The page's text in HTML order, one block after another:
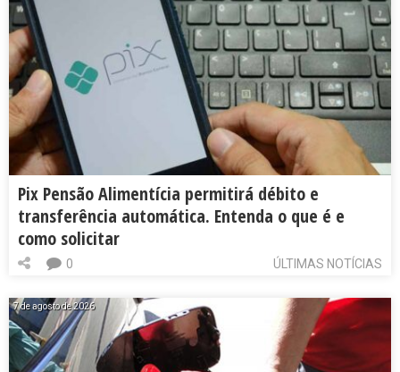
Pix Pensão Alimentícia permitirá débito e
transferência automática. Entenda o que é e
como solicitar
ÚLTIMAS NOTÍCIAS
0
7 de agosto de 2026